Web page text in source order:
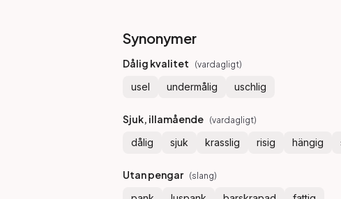
Synonymer
Dålig kvalitet (vardagligt)
usel undermålig uschlig
Sjuk, illamående (vardagligt)
dålig sjuk krasslig risig hängig
Utan pengar (slang)